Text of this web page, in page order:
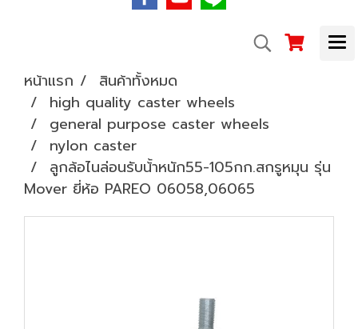
หน้าแรก
สินค้าทั้งหมด
high quality caster wheels
general purpose caster wheels
nylon caster
ลูกล้อไนล่อนรับน้้าหนัก55-105กก.สกรูหมุน รุ่น
Mover ยี่ห้อ PAREO 06058,06065